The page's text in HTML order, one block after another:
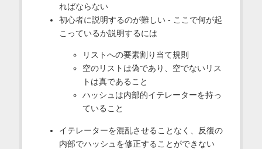
ればならない
初心者に説明するのが難しい - ここで何が起
こっているか説明するには
リストへの要素割り当て規則
空のリストは偽であり、空でないリス
トは真であること
ハッシュは内部的イテレーターを持っ
ていること
イテレーターを混乱させることなく、反復の
内部でハッシュを修正することができない